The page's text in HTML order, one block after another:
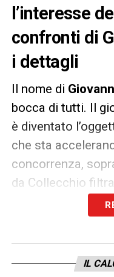
l’interesse
confronti di
i dettagli
Il nome di
bocca di tutti. Il
è diventato
che sta
concorrenza,
da Collecchio
Leoni non è sul
qualsiasi prezzo.
punta a gestire la
IL